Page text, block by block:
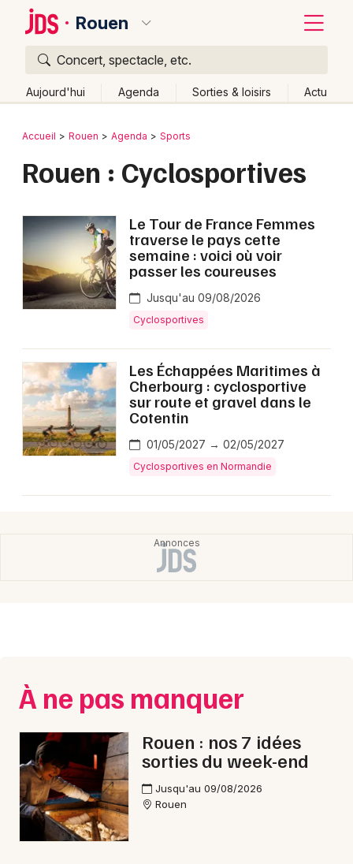
Rouen
Concert, spectacle, etc.
Aujourd'hui Agenda Sorties & loisirs Actu
Publier un événement
Grands événements
Activité & Expérience
Manifestations
Foires & salons
Spectacles
Concerts
Sports
Soirées
Newsletter des sorties
Bordeaux
Lille
Lyon
Marseille
Montpellier
Nantes
Nice
Paris
Retour
Accueil Rouen Agenda Sports
Rouen : Cyclosportives
Le Tour de France Femmes
traverse le pays cette
semaine : voici où voir
passer les coureuses
Jusqu'au 09/08/2026
Cyclosportives
Les Échappées Maritimes à
Cherbourg : cyclosportive
sur route et gravel dans le
Cotentin
01/05/2027 → 02/05/2027
Cyclosportives en Normandie
À ne pas manquer
Rouen : nos 7 idées
sorties du week-end
Jusqu'au 09/08/2026
Rouen
Quoi ?
Où ?
Haute-Normandie
Partout
Près de moi
Quand ?
Effacer les dates
Aujourd'hui
Demain Ce week-end Autre